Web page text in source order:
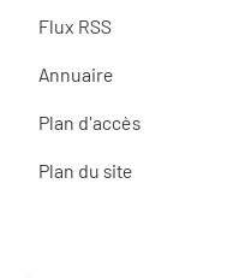
Flux RSS
Annuaire
Plan d'accès
Plan du site